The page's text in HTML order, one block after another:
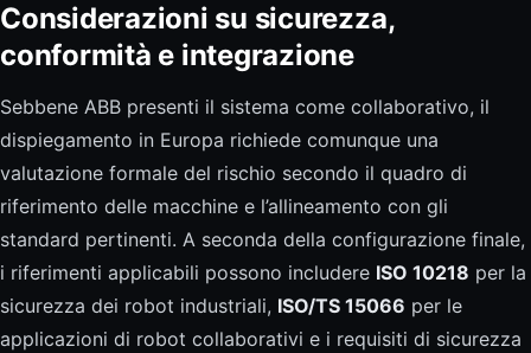
Considerazioni su sicurezza,
conformità e integrazione
Sebbene ABB presenti il sistema come collaborativo, il
dispiegamento in Europa richiede comunque una
valutazione formale del rischio secondo il quadro di
riferimento delle macchine e l’allineamento con gli
standard pertinenti. A seconda della configurazione finale,
i riferimenti applicabili possono includere ISO 10218 per la
sicurezza dei robot industriali, ISO/TS 15066 per le
applicazioni di robot collaborativi e i requisiti di sicurezza